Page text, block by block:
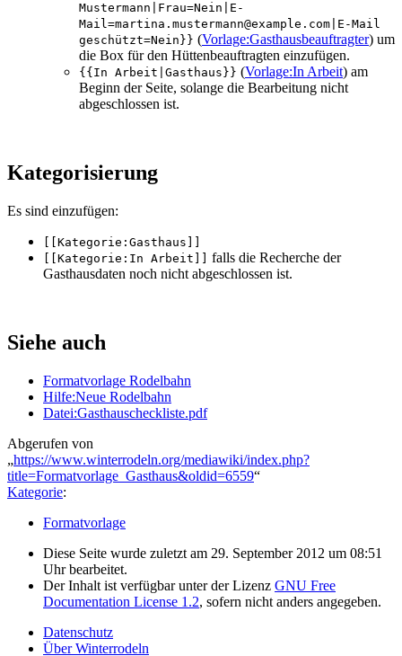
Mustermann|Frau=Nein|E-
Mail=martina.mustermann@example.com|E-Mail
geschützt=Nein}} (Vorlage:Gasthausbeauftragter) um
die Box für den Hüttenbeauftragten einzufügen.
{{In Arbeit|Gasthaus}} (Vorlage:In Arbeit) am
Beginn der Seite, solange die Bearbeitung nicht
abgeschlossen ist.
Kategorisierung
Es sind einzufügen:
[[Kategorie:Gasthaus]]
[[Kategorie:In Arbeit]]
falls die Recherche der
Gasthausdaten noch nicht abgeschlossen ist.
Siehe auch
Formatvorlage Rodelbahn
Hilfe:Neue Rodelbahn
Datei:Gasthauscheckliste.pdf
Abgerufen von
„https://www.winterrodeln.org/mediawiki/index.php?
title=Formatvorlage_Gasthaus&oldid=6559“
Kategorie:
Formatvorlage
Diese Seite wurde zuletzt am 29. September 2012 um 08:51
Uhr bearbeitet.
Der Inhalt ist verfügbar unter der Lizenz GNU Free
Documentation License 1.2, sofern nicht anders angegeben.
Datenschutz
Über Winterrodeln